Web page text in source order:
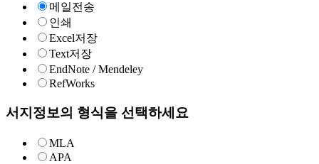
메일전송
인쇄
Excel저장
Text저장
EndNote / Mendeley
RefWorks
서지정보의 형식을 선택하세요
MLA
APA